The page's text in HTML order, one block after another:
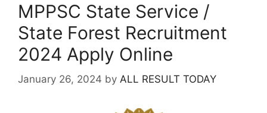
MPPSC State Service /
State Forest Recruitment
2024 Apply Online
January 26, 2024 by ALL RESULT TODAY